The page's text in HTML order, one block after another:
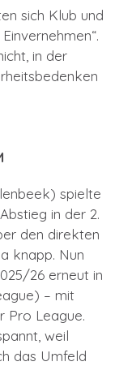
sich Klub und
in der
spielte
in der 2.
den direkten
knapp. Nun
26 erneut in
– mit
Pro League.
weil
das Umfeld